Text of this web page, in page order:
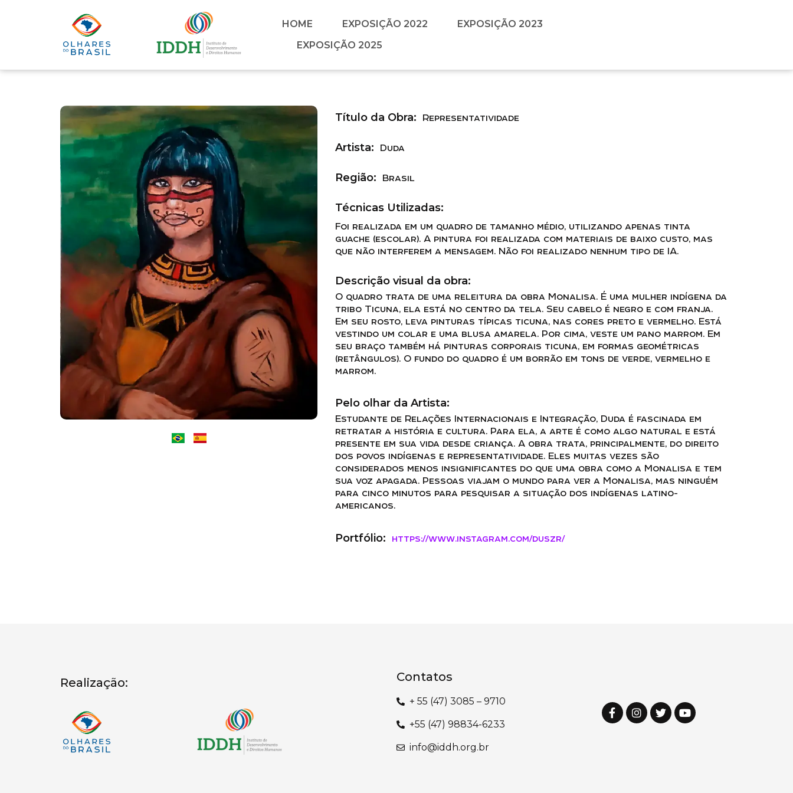
HOME EXPOSIÇÃO 2022
EXPOSIÇÃO 2023
EXPOSIÇÃO 2025
Título da Obra: Representatividade
Artista: Duda
Região: Brasil
Técnicas Utilizadas:
Foi realizada em um quadro de tamanho médio, utilizando apenas tinta
guache (escolar). A pintura foi realizada com materiais de baixo custo, mas
que não interferem a mensagem. Não foi realizado nenhum tipo de IA.
Descrição visual da obra:
O quadro trata de uma releitura da obra Monalisa. É uma mulher indígena da
tribo Ticuna, ela está no centro da tela. Seu cabelo é negro e com franja.
Em seu rosto, leva pinturas típicas ticuna, nas cores preto e vermelho. Está
vestindo um colar e uma blusa amarela. Por cima, veste um pano marrom. Em
seu braço também há pinturas corporais ticuna, em formas geométricas
(retângulos). O fundo do quadro é um borrão em tons de verde, vermelho e
marrom.
Pelo olhar da Artista:
Estudante de Relações Internacionais e Integração, Duda é fascinada em
retratar a história e cultura. Para ela, a arte é como algo natural e está
presente em sua vida desde criança. A obra trata, principalmente, do direito
dos povos indígenas e representatividade. Eles muitas vezes são
considerados menos insignificantes do que uma obra como a Monalisa e tem
sua voz apagada. Pessoas viajam o mundo para ver a Monalisa, mas ninguém
para cinco minutos para pesquisar a situação dos indígenas latino-
americanos.
Portfólio: https://www.instagram.com/duszr/
Realização: Contatos
+ 55 (47) 3085 – 9710
‎+55 (47) 98834-6233
info@iddh.org.br